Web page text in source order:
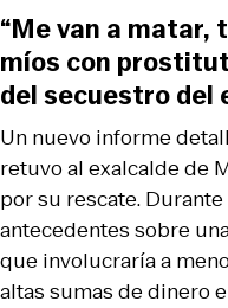
Un nuevo informe
retuvo al exalcalde de
por su rescate.
antecedentes sobre
que involucraría a
altas sumas de dinero
“Me van a matar,
míos con
del secuestro del